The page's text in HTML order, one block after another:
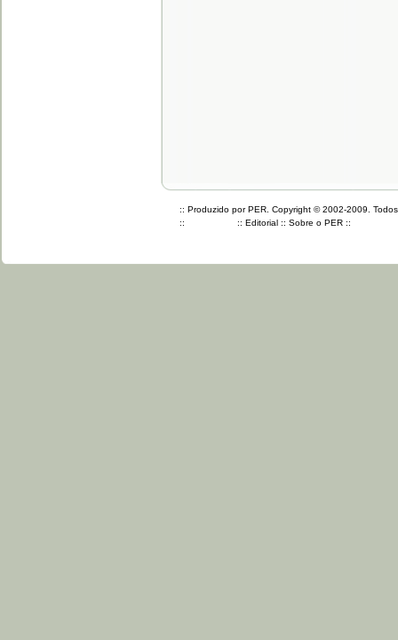
:: Produzido por PER. Copyright © 2002-2009.
::
:: Editorial :: Sobre o PER ::